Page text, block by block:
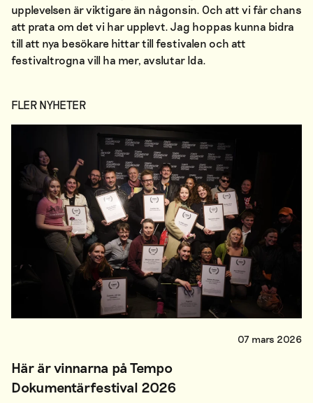
upplevelsen är viktigare än någonsin. Och att vi får chans
att prata om det vi har upplevt. Jag hoppas kunna bidra
till att nya besökare hittar till festivalen och att
festivaltrogna vill ha mer, avslutar Ida.
FLER NYHETER
07 mars 2026
Här är vinnarna på Tempo
Dokumentärfestival 2026